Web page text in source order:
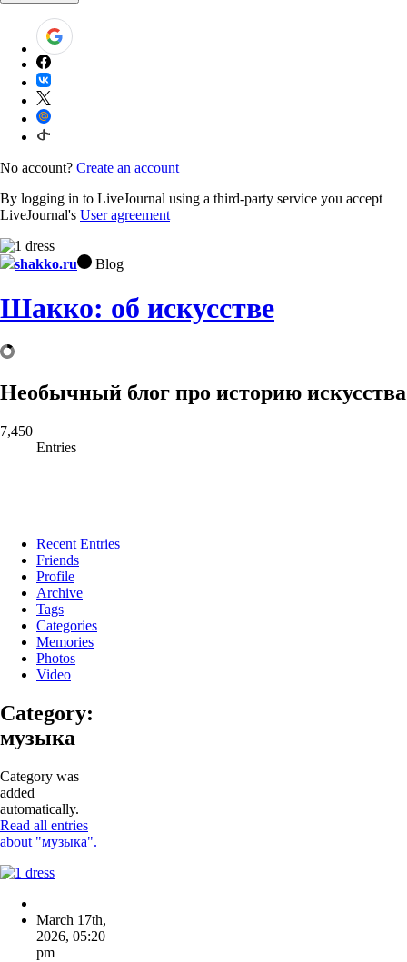
No account? Create an account
By logging in to LiveJournal using a third-party service you accept
LiveJournal's User agreement
shakko.ru Blog
Шакко: об искусстве
Необычный блог про историю искусства
7,450
Entries
Recent Entries
Friends
Profile
Archive
Tags
Categories
Memories
Photos
Video
Category:
музыка
Category was
added
automatically.
Read all entries
about "музыка".
March 17th,
2026, 05:20
pm